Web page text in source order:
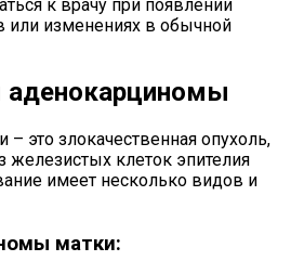
к врачу при появлении
изменениях в обычной
аденокарциномы
это злокачественная опухоль,
железистых клеток эпителия
имеет несколько видов и
матки: